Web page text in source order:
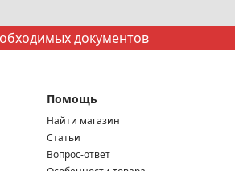
документов
Помощь
Найти магазин
Статьи
Вопрос-ответ